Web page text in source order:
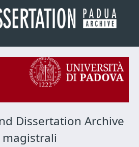
Dissertation Archive
magistrali